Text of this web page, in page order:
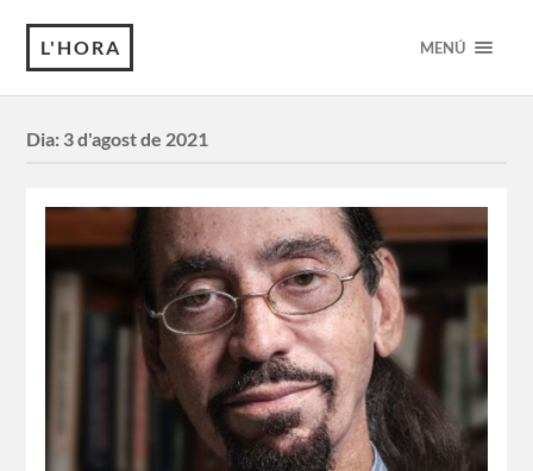
L'HORA MENÚ
Dia: 3 d'agost de 2021